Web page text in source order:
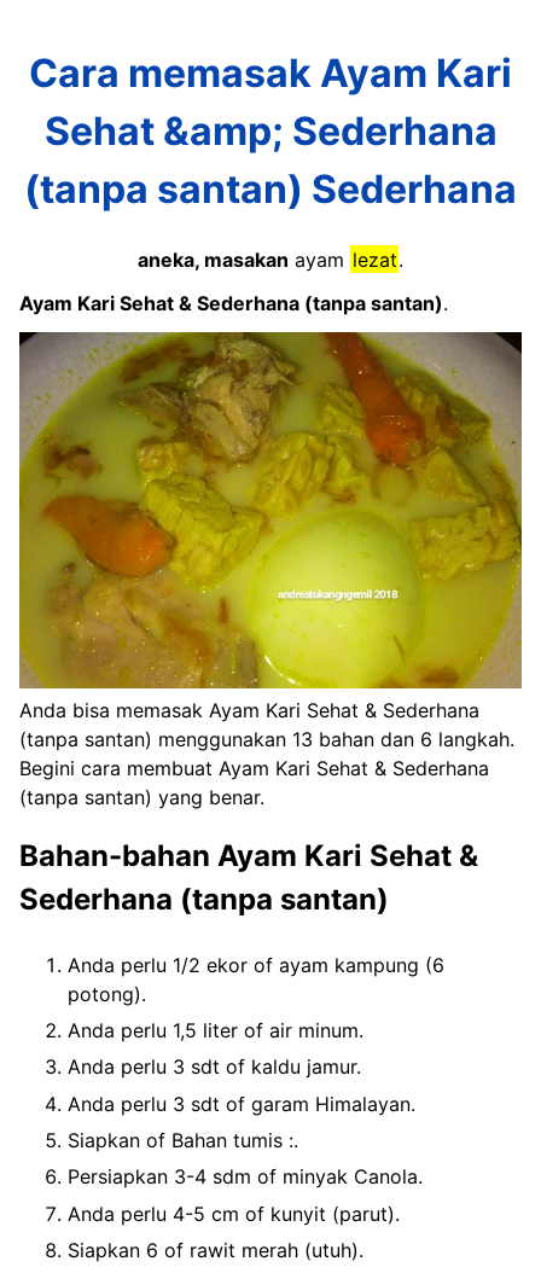
Cara memasak Ayam Kari
Sehat &amp; Sederhana
(tanpa santan) Sederhana
aneka, masakan ayam lezat.
Ayam Kari Sehat & Sederhana (tanpa santan).
Anda bisa memasak Ayam Kari Sehat & Sederhana
(tanpa santan) menggunakan 13 bahan dan 6 langkah.
Begini cara membuat Ayam Kari Sehat & Sederhana
(tanpa santan) yang benar.
Bahan-bahan Ayam Kari Sehat &
Sederhana (tanpa santan)
Anda perlu 1/2 ekor of ayam kampung (6
potong).
Anda perlu 1,5 liter of air minum.
Anda perlu 3 sdt of kaldu jamur.
Anda perlu 3 sdt of garam Himalayan.
Siapkan of Bahan tumis :.
Persiapkan 3-4 sdm of minyak Canola.
Anda perlu 4-5 cm of kunyit (parut).
Siapkan 6 of rawit merah (utuh).